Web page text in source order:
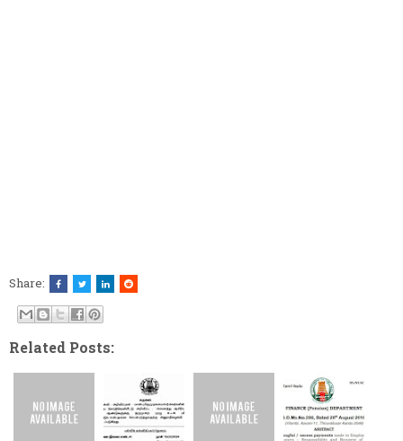
Share:
Related Posts: